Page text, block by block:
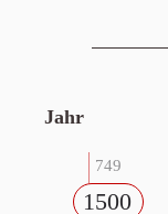
Jahr
749
1500